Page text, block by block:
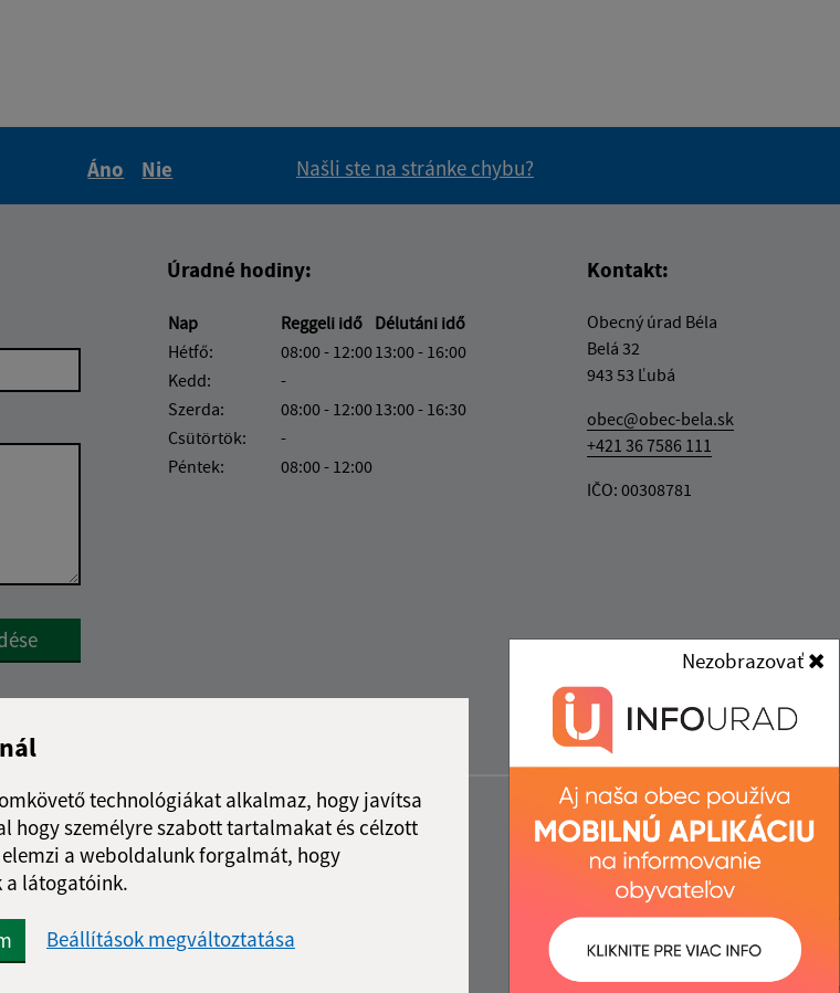
technológiákat alkalmaz, hogy javítsa
hogy személyre szabott tartalmakat és célzott
a weboldalunk forgalmát, hogy
a látogatóink.
Beállítások megváltoztatása
Nezobrazovať
Áno
Nie
Našli ste na stránke chybu?
Úradné hodiny:
Nap Reggeli idő Délutáni idő
Hétfő:
08:00 - 12:0013:00 - 16:00
Kedd:
-
Szerda:
08:00 - 12:0013:00 - 16:30
Csütörtök:
-
Péntek:
08:00 - 12:00
Kontakt:
Obecný úrad Béla
Belá 32
943 53 Ľubá
obec@obec-bela.sk
+421 36 7586 111
IČO: 00308781